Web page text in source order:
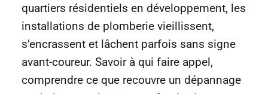
quartiers résidentiels en développement, les
installations de plomberie vieillissent,
s’encrassent et lâchent parfois sans signe
avant-coureur. Savoir à qui faire appel,
comprendre ce que recouvre un dépannage